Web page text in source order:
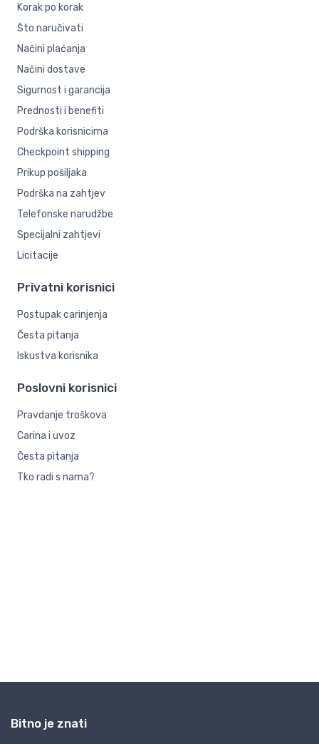
Korak po korak
Što naručivati
Načini plaćanja
Načini dostave
Sigurnost i garancija
Prednosti i benefiti
Podrška korisnicima
Checkpoint shipping
Prikup pošiljaka
Podrška na zahtjev
Telefonske narudžbe
Specijalni zahtjevi
Licitacije
Privatni korisnici
Postupak carinjenja
Česta pitanja
Iskustva korisnika
Poslovni korisnici
Pravdanje troškova
Carina i uvoz
Česta pitanja
Tko radi s nama?
Bitno je znati